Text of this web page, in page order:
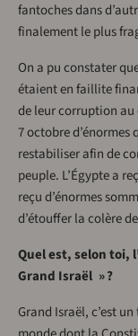
fantoches dans
finalement le plus
On a pu constater
étaient en faillite
de leur corruption au
7 octobre d’énormes
restabiliser afin de
peuple. L’Égypte a
reçu d’énormes
d’étouffer la colère
Quel est, selon toi,
Grand Israël » ?
Grand Israël, c’est